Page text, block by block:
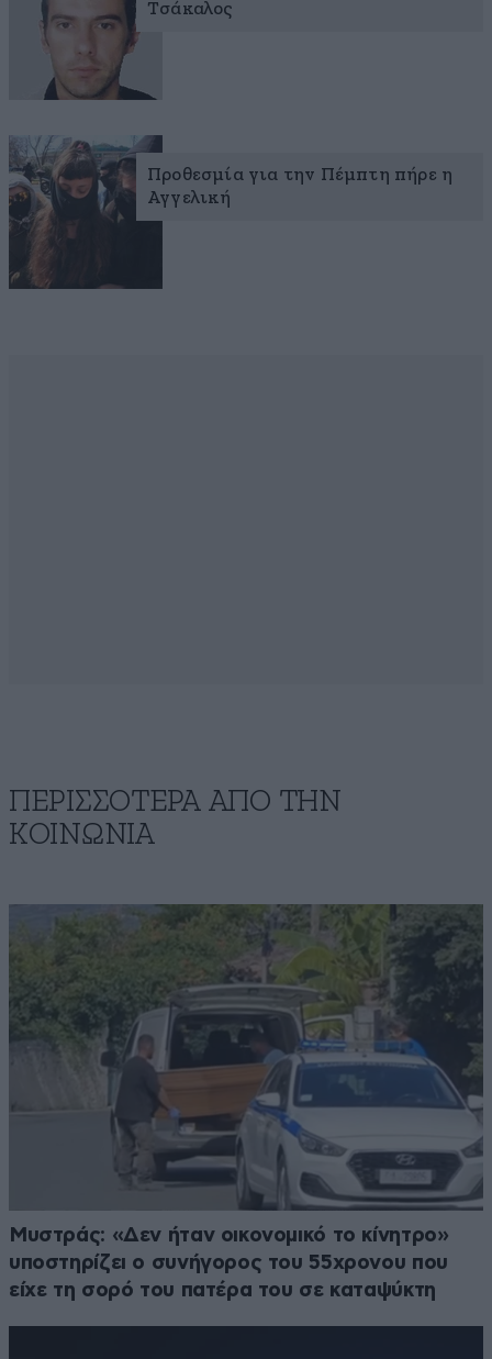
Τσάκαλος
Προθεσμία για την Πέμπτη πήρε η
Αγγελική
ΠΕΡΙΣΣΟΤΕΡΑ ΑΠΟ ΤΗΝ
ΚΟΙΝΩΝΙΑ
Μυστράς: «Δεν ήταν οικονομικό το κίνητρο»
υποστηρίζει ο συνήγορος του 55χρονου που
είχε τη σορό του πατέρα του σε καταψύκτη